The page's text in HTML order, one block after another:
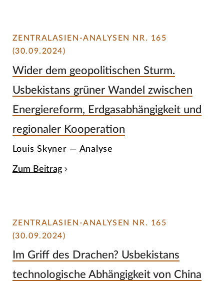
ZENTRALASIEN-ANALYSEN NR. 165
(30.09.2024)
Wider dem geopolitischen Sturm.
Usbekistans grüner Wandel zwischen
Energiereform, Erdgasabhängigkeit und
regionaler Kooperation
Louis Skyner — Analyse
Zum Beitrag
ZENTRALASIEN-ANALYSEN NR. 165
(30.09.2024)
Im Griff des Drachen? Usbekistans
technologische Abhängigkeit von China